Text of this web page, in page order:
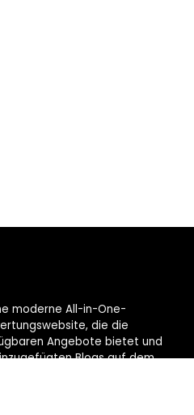
moderne All-in-One-
die die
Angebote bietet und
Blogs auf dem